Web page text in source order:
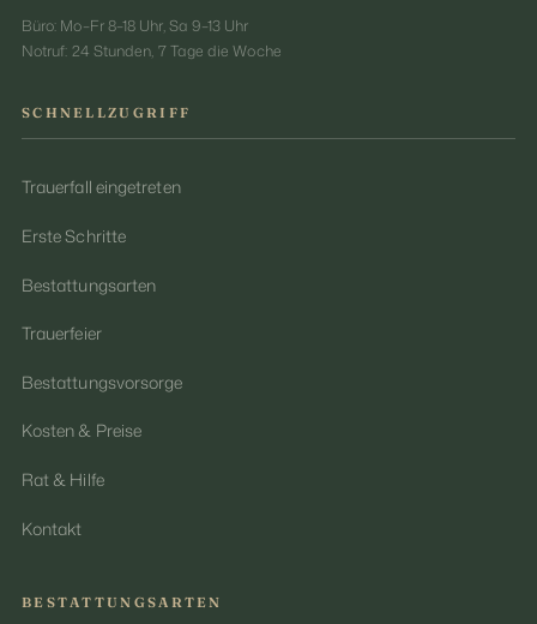
Büro: Mo–Fr 8–18 Uhr, Sa 9–13 Uhr
Notruf: 24 Stunden, 7 Tage die Woche
SCHNELLZUGRIFF
Trauerfall eingetreten
Erste Schritte
Bestattungsarten
Trauerfeier
Bestattungsvorsorge
Kosten & Preise
Rat & Hilfe
Kontakt
BESTATTUNGSARTEN